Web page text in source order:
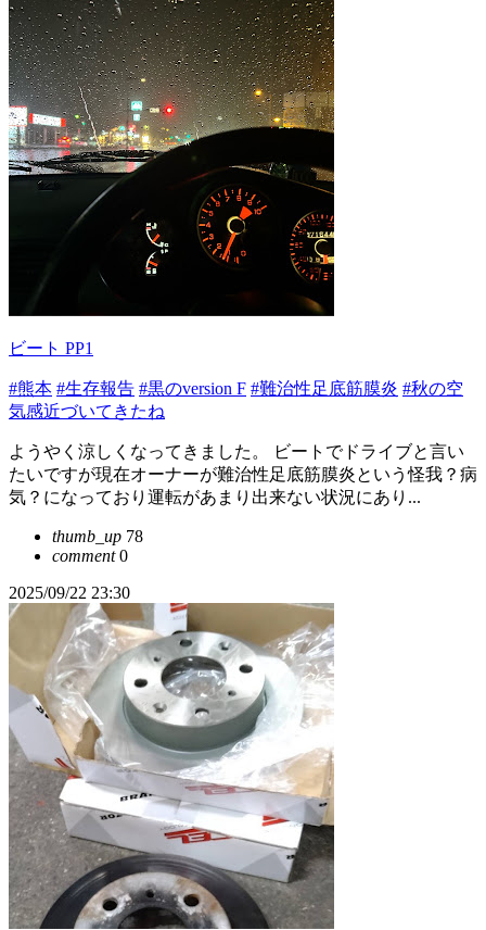
ビート PP1
#熊本 #生存報告 #黒のversion F #難治性足底筋膜炎 #秋の空
気感近づいてきたね
ようやく涼しくなってきました。 ビートでドライブと言い
たいですが現在オーナーが難治性足底筋膜炎という怪我？病
気？になっており運転があまり出来ない状況にあり...
thumb_up 78
comment0
2025/09/22 23:30